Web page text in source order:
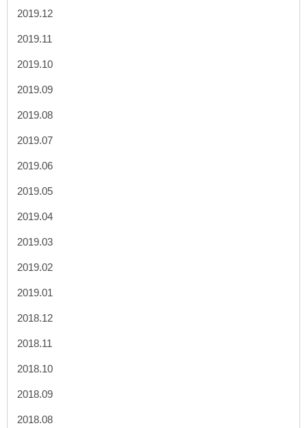
2019.12
2019.11
2019.10
2019.09
2019.08
2019.07
2019.06
2019.05
2019.04
2019.03
2019.02
2019.01
2018.12
2018.11
2018.10
2018.09
2018.08